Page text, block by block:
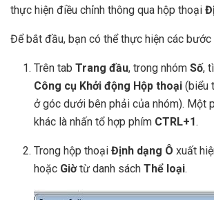
thực hiện điều chỉnh thông qua hộp thoại
Để bắt đầu, bạn có thể thực hiện các bước
Trên tabTrang đầu, trong nhómSố,
Công cụ Khởi động Hộp thoại (biểu
ở góc dưới bên phải của nhóm). Một
khác là nhấn tổ hợp phím CTRL+1.
Trong hộp thoạiĐịnh dạng Ô xuất
hoặc Giờtừ danh sáchThể loại.